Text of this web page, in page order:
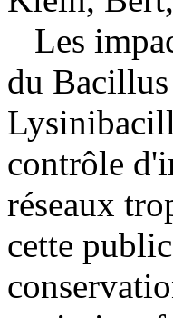
Les
du
contrôle
réseaux
cette